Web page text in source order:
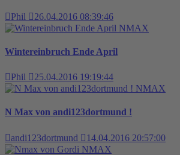
Phil
26.04.2016 08:39:46
NMAX
Wintereinbruch Ende April
Phil
25.04.2016 19:19:44
NMAX
N Max von andi123dortmund !
andi123dortmund
14.04.2016 20:57:00
NMAX